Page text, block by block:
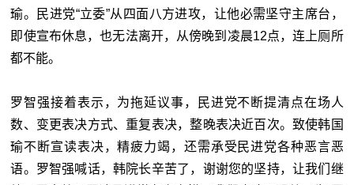
瑜。民进党“立委”从四面八方进攻，让他必需坚守主席台，
即使宣布休息，也无法离开，从傍晚到凌晨12点，连上厕所
都不能。
罗智强接着表示，为拖延议事，民进党不断提清点在场人
数、变更表决方式、重复表决，整晚表决近百次。致使韩国
瑜不断宣读表决，精疲力竭，还需承受民进党各种恶言恶
语。罗智强喊话，韩院长辛苦了，谢谢您的坚持，让我们继